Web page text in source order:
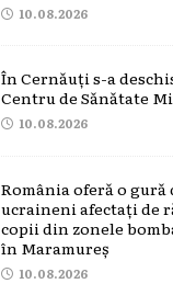
10.08.2026
În Cernăuți s-a
Centru de Sănătate
10.08.2026
România oferă o
ucraineni afectați de
copii din zonele
în Maramureș
10.08.2026